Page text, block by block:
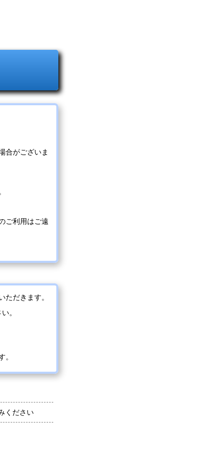
合がございま
ご利用はご遠
だきます。
。
。
ください